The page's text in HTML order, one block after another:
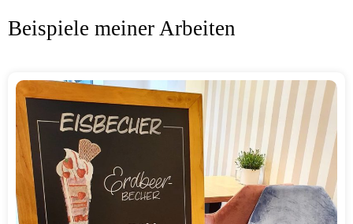
Beispiele meiner Arbeiten